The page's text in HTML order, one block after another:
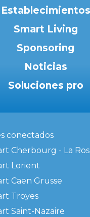
Establecimientos
Smart Living
Sponsoring
Noticias
Soluciones pro
conectados
Cherbourg - La
Lorient
Caen Grusse
Troyes
Saint-Nazaire